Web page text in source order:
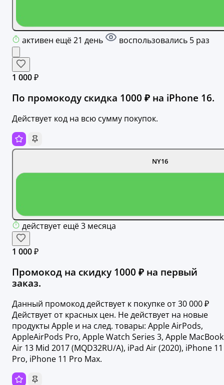
активен ещё 21 день воспользовались 5 раз
1 000 ₽
По промокоду скидка 1000 ₽ на iPhone 16.
Действует код на всю сумму покупок.
NY16
действует ещё 3 месяца
1 000 ₽
Промокод на скидку 1000 ₽ на первый
заказ.
Данный промокод действует к покупке от 30 000 ₽
Действует от красных цен. Не действует на новые
продукты Apple и на след. товары: Apple AirPods,
AppleAirPods Pro, Apple Watch Series 3, Apple MacBook
Air 13 Mid 2017 (MQD32RU/A), iPad Air (2020), iPhone 11
Pro, iPhone 11 Pro Max.